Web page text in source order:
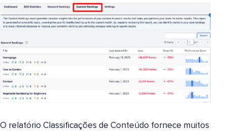
O relatório Classificações de Conteúdo fornece muitos